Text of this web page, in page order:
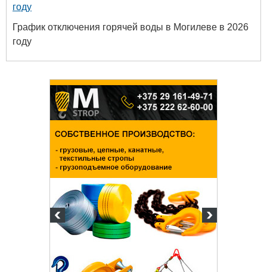
году
График отключения горячей воды в Могилеве в 2026
году